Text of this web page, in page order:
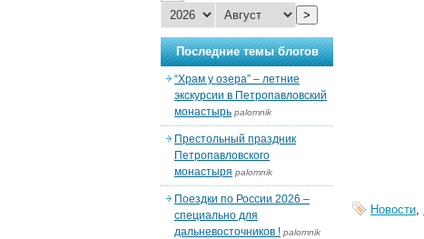
Новости,
>
Последние темы блогов
“Храм у озера” – летние
экскурсии в Петропавловский
монастырь palomnik
Престольный праздник
Петропавловского
монастыря palomnik
Поездки по России 2026 –
специально для
дальневосточников ! palomnik